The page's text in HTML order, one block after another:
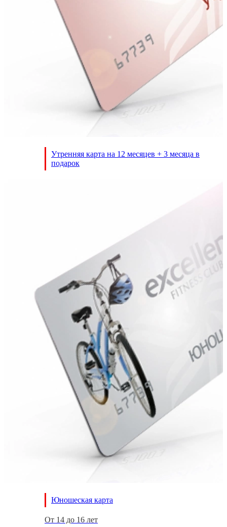
Утренняя карта на 12 месяцев + 3 месяца в
подарок
Юношеская карта
От 14 до 16 лет